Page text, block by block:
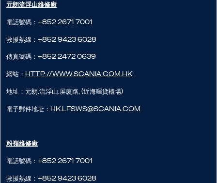
元朗流浮山​維修廠
電話號碼：+852 2671 7001
救援熱線：+852 9423 6028
傳真號碼：+852 2472 0639
網站： http://www.scania.com.hk
地址：元朗.流浮山.屏廈路, (近海暉貨櫃場)
電子郵件地址：hk.lfsws@scania.com
粉嶺維修廠
電話號碼：+852 2671 7001
救援熱線：+852 9423 6028